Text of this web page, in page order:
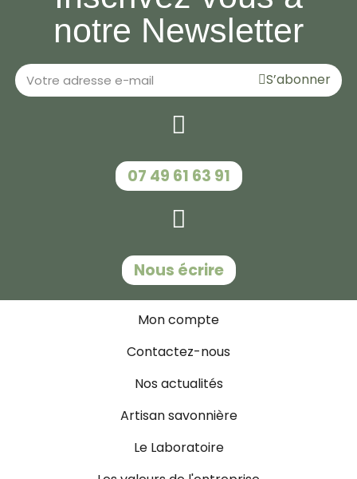
notre Newsletter
S’abonner
‭07 49 61 63 91‬
Nous écrire
Mon compte
Contactez-nous
Nos actualités
Artisan savonnière
Le Laboratoire